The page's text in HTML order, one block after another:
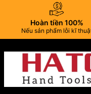
Hoàn tiền 100%
Nếu sản phẩm lỗi kĩ